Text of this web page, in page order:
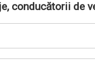
conducătorii de